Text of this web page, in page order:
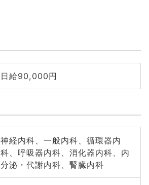
日給90,000円
神経内科、一般内科、循環器内
科、呼吸器内科、消化器内科、内
分泌・代謝内科、腎臓内科